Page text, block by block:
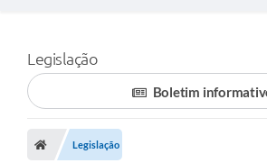
Legislação
Boletim
Legislação